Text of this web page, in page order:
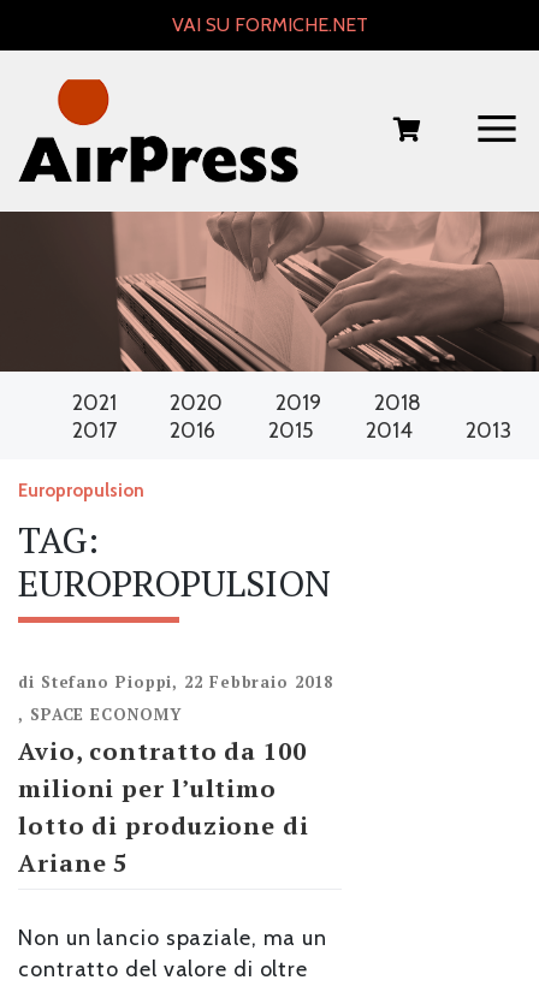
VAI SU FORMICHE.NET
2021 2020 2019
2018
2017
2016 2015 2014 2013
Europropulsion
TAG:
EUROPROPULSION
di Stefano Pioppi, 22 Febbraio 2018
, SPACE ECONOMY
Avio, contratto da 100
milioni per l’ultimo
lotto di produzione di
Ariane 5
Non un lancio spaziale, ma un
contratto del valore di oltre